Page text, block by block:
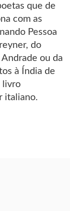
que de
com as
Pessoa
do
ou da
à Índia de
livro
italiano.